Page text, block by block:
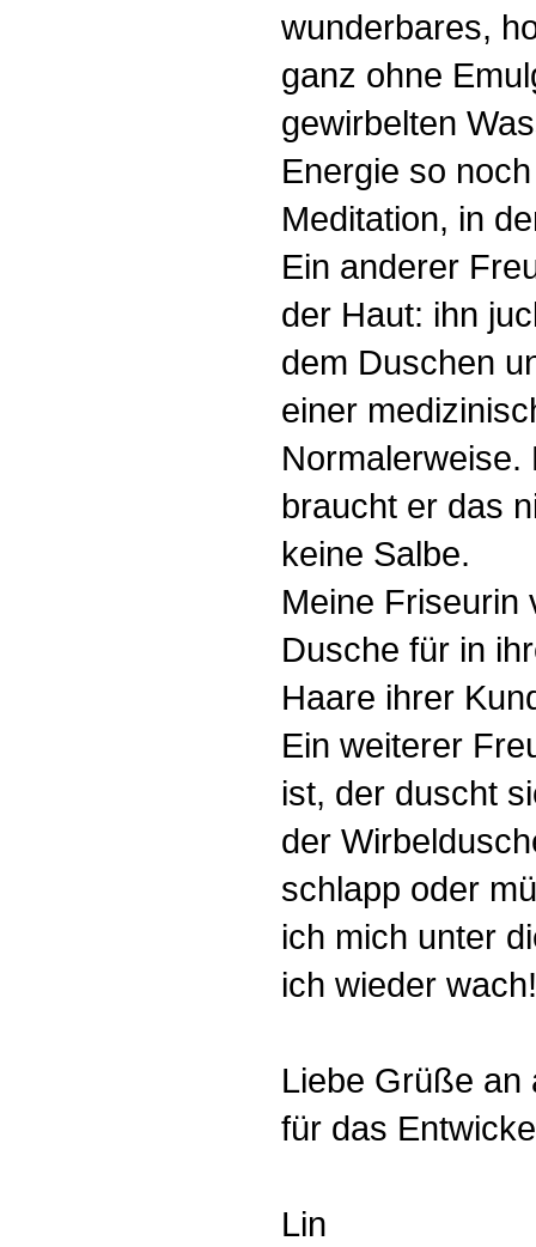
wunderbares,
ganz ohne
gewirbelten
Energie so
Meditation, in
Ein anderer
der Haut: ihn
dem Duschen
einer
Normalerweise.
braucht er das
keine Salbe.
Meine Friseurin
Dusche für in
Haare ihrer
Ein weiterer
ist, der duscht
der
schlapp oder
ich mich unter
ich wieder
Liebe Grüße an
für das
Lin